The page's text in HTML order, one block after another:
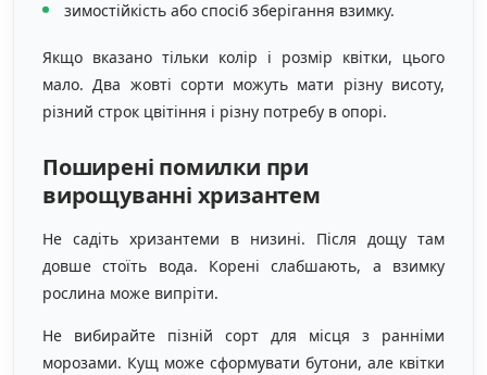
зимостійкість або спосіб зберігання взимку.
Якщо вказано тільки колір і розмір квітки, цього
мало. Два жовті сорти можуть мати різну висоту,
різний строк цвітіння і різну потребу в опорі.
Поширені помилки при
вирощуванні хризантем
Не садіть хризантеми в низині. Після дощу там
довше стоїть вода. Корені слабшають, а взимку
рослина може випріти.
Не вибирайте пізній сорт для місця з ранніми
морозами. Кущ може сформувати бутони, але квітки